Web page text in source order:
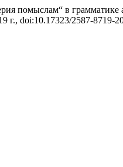
помыслам“ в грамматике
г., doi:10.17323/2587-8719-